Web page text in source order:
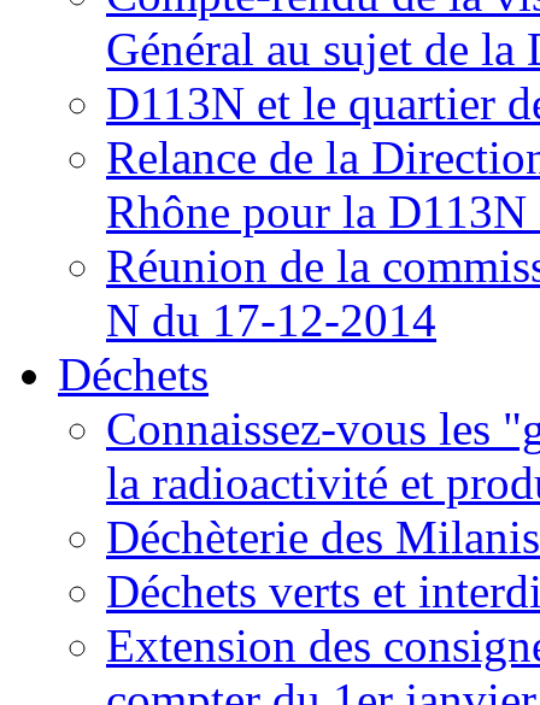
Général au sujet de la
D113N et le quartier
Relance de la
Rhône pour la D113N
Réunion de la
N du 17-12-2014
Déchets
Connaissez-vous les
la radioactivité et
Déchèterie des
Déchets verts et
Extension des